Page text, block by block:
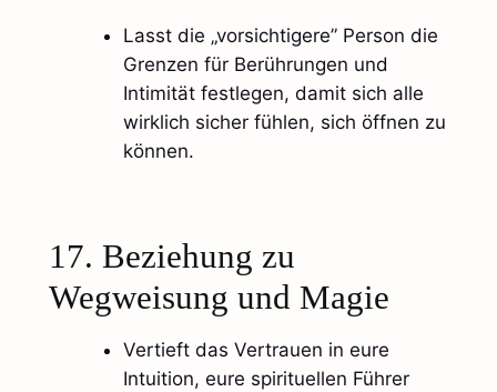
Lasst die „vorsichtigere” Person die
Grenzen für Berührungen und
Intimität festlegen, damit sich alle
wirklich sicher fühlen, sich öffnen zu
können.
17. Beziehung zu
Wegweisung und Magie
Vertieft das Vertrauen in eure
Intuition, eure spirituellen Führer